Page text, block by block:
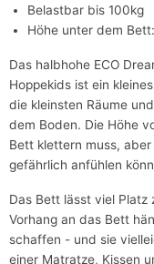
Belastbar bis 100kg
Höhe unter dem
Das halbhohe ECO
Hoppekids ist ein
die kleinsten Räume
dem Boden. Die Höhe
Bett klettern muss,
gefährlich anfühlen
Das Bett lässt viel Platz
Vorhang an das Bett
schaffen - und sie
einer Matratze, Kissen